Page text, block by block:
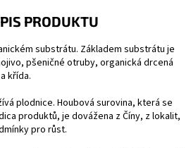
PRODUKTU
substrátu. Základem substrátu je
pšeničné otruby, organická drcená
křída.
plodnice. Houbová surovina, která se
produktů, je dovážena z Číny, z lokalit,
pro růst.